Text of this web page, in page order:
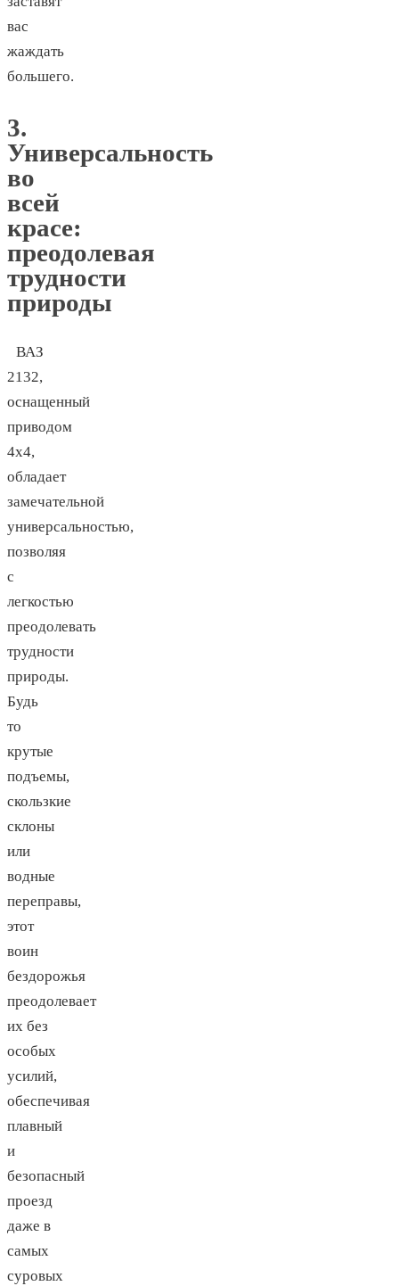
вас
жаждать
большего.
3.
Универсальность
во
всей
красе:
преодолевая
трудности
природы
ВАЗ
2132,
оснащенный
приводом
4х4,
обладает
замечательной
универсальностью,
позволяя
с
легкостью
преодолевать
трудности
природы.
Будь
то
крутые
подъемы,
скользкие
склоны
или
водные
переправы,
этот
воин
бездорожья
преодолевает
их без
особых
усилий,
обеспечивая
плавный
и
безопасный
проезд
даже в
самых
суровых